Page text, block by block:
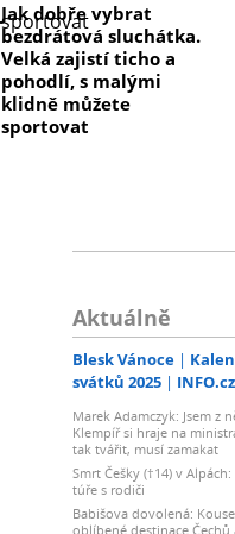
Jak dobře vybrat
bezdrátová sluchátka.
Velká zajistí ticho a
pohodlí, s malými
klidně můžete
sportovat
Aktuálně
Blesk Vánoce
svátků 2025
INFO.cz
Marek Adamczyk: Jsem z
Klempíř si hraje na
tak tvářit, musí zamakat
Smrt Češky (†14) v
túře s rodiči
Babišova dovolená:
oblíbené destinace Čechů